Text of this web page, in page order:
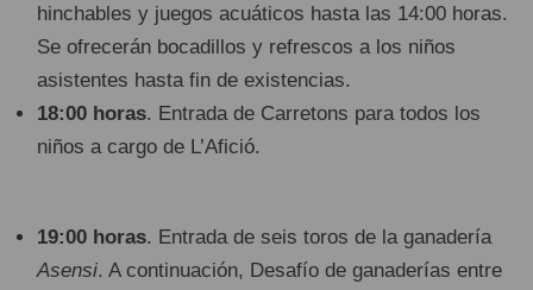
hinchables y juegos acuáticos hasta las 14:00 horas.
Se ofrecerán bocadillos y refrescos a los niños
asistentes hasta fin de existencias.
18:00 horas. Entrada de Carretons para todos los
niños a cargo de L’Afició.
19:00 horas. Entrada de seis toros de la ganadería
Asensi. A continuación, Desafío de ganaderías entre